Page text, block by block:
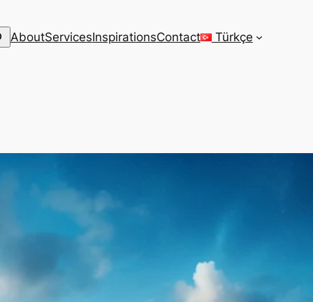
AboutServicesInspirationsContact Türkçe